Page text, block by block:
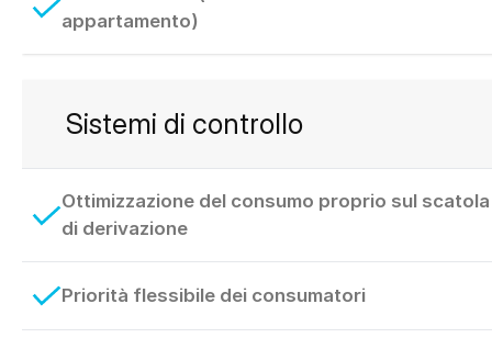
appartamento)
Sistemi di controllo
Ottimizzazione del consumo proprio sul scatola
di derivazione
Priorità flessibile dei consumatori